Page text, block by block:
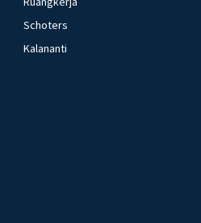
Schoters
Kalananti